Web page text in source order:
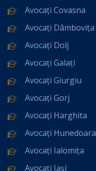
Avocați Covasna
Avocați Dâmbovița
Avocați Dolj
Avocați Galați
Avocați Giurgiu
Avocați Gorj
Avocați Harghita
Avocați Hunedoara
Avocați Ialomița
Avocați Iași